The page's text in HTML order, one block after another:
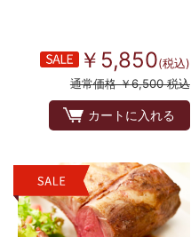
￥5,850(税込)
通常価格 ￥6,500 税込
カートに入れる